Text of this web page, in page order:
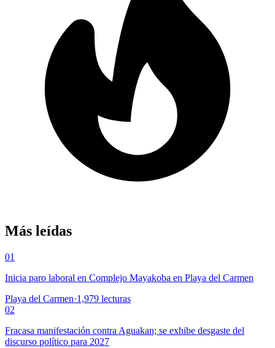
Más leídas
01
Inicia paro laboral en Complejo Mayakoba en Playa del Carmen
Playa del Carmen·1,979 lecturas
02
Fracasa manifestación contra Aguakan; se exhibe desgaste del
discurso político para 2027